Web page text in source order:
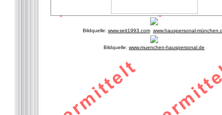
Bildquelle: www.seit1993.com www.hauspersonal-
Bildquelle: www.muenchen-hauspersonal.de